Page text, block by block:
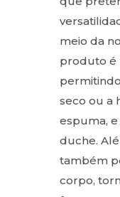
meio da
produto é
seco ou a
espuma,
duche.
também
corpo,